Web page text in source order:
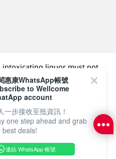
intoxicating liquor must not
(under 18) in the course of
向未成年人 (18 歲以下人士)
集團
The Dairy Farm Company
惠康WhatsApp帳號
to Wellcome
account
一步接收至抵資訊！
one step ahead and grab
best deals!
連結 WhatsApp 帳號